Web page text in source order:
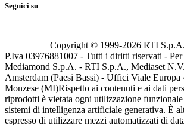
Seguici su
Copyright © 1999-2026 RTI
P.Iva 03976881007 - Tutti i diritti riservati -
Mediamond S.p.A. - RTI S.p.A., Mediaset
Amsterdam (Paesi Bassi) - Uffici Viale
Monzese (MI)Rispetto ai contenuti e ai dati
riprodotti è vietata ogni utilizzazione funzionale
sistemi di intelligenza artificiale generativa. È
espresso di utilizzare mezzi automatizzati di